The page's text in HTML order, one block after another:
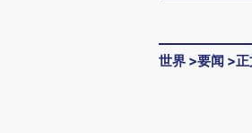
世界 >要闻 >